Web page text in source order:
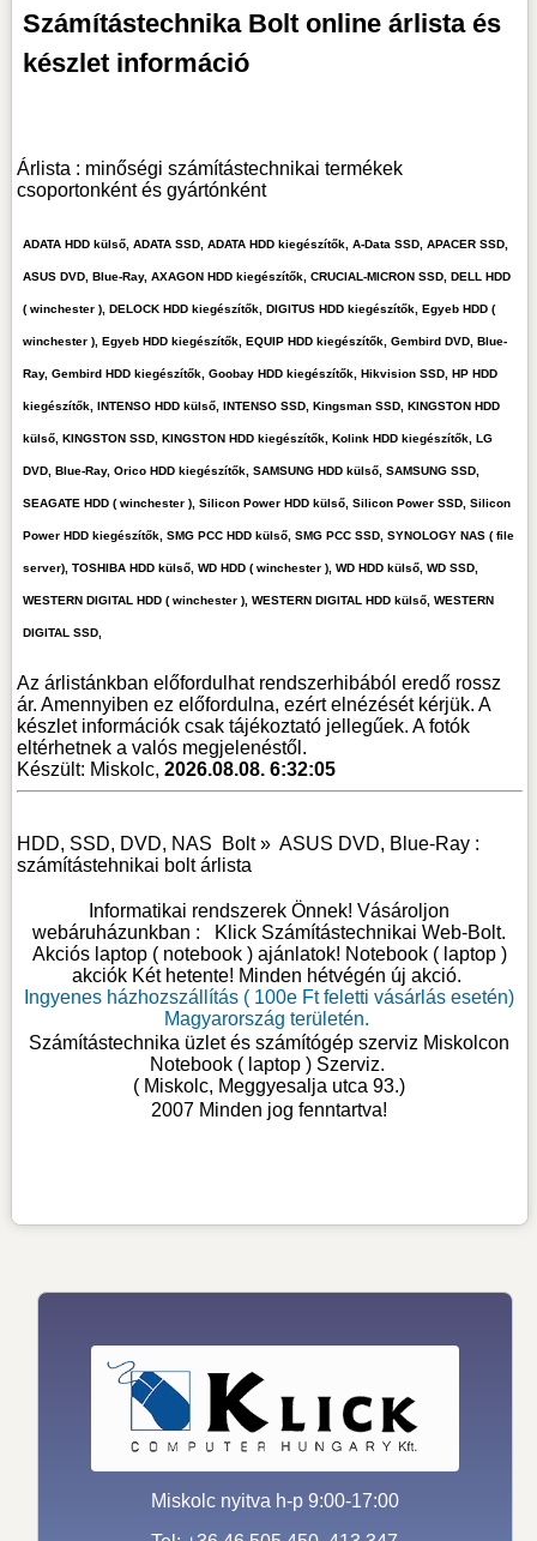
Számítástechnika Bolt online árlista és
készlet információ
Árlista : minőségi számítástechnikai termékek
csoportonként és gyártónként
ADATA HDD külső, ADATA SSD, ADATA HDD kiegészítők, A-Data SSD, APACER SSD,
ASUS DVD, Blue-Ray, AXAGON HDD kiegészítők, CRUCIAL-MICRON SSD, DELL HDD
( winchester ), DELOCK HDD kiegészítők, DIGITUS HDD kiegészítők, Egyeb HDD (
winchester ), Egyeb HDD kiegészítők, EQUIP HDD kiegészítők, Gembird DVD, Blue-
Ray, Gembird HDD kiegészítők, Goobay HDD kiegészítők, Hikvision SSD, HP HDD
kiegészítők, INTENSO HDD külső, INTENSO SSD, Kingsman SSD, KINGSTON HDD
külső, KINGSTON SSD, KINGSTON HDD kiegészítők, Kolink HDD kiegészítők, LG
DVD, Blue-Ray, Orico HDD kiegészítők, SAMSUNG HDD külső, SAMSUNG SSD,
SEAGATE HDD ( winchester ), Silicon Power HDD külső, Silicon Power SSD, Silicon
Power HDD kiegészítők, SMG PCC HDD külső, SMG PCC SSD, SYNOLOGY NAS ( file
server), TOSHIBA HDD külső, WD HDD ( winchester ), WD HDD külső, WD SSD,
WESTERN DIGITAL HDD ( winchester ), WESTERN DIGITAL HDD külső, WESTERN
DIGITAL SSD,
Az árlistánkban előfordulhat rendszerhibából eredő rossz
ár. Amennyiben ez előfordulna, ezért elnézését kérjük. A
készlet információk csak tájékoztató jellegűek. A fotók
eltérhetnek a valós megjelenéstől.
Készült: Miskolc,2026.08.08. 6:32:05
HDD, SSD, DVD, NAS Bolt »ASUS DVD, Blue-Ray :
számítástehnikai bolt árlista
Informatikai rendszerek Önnek! Vásároljon
webáruházunkban : Klick Számítástechnikai Web-Bolt.
Akciós laptop ( notebook ) ajánlatok! Notebook ( laptop )
akciók Két hetente! Minden hétvégén új akció.
Ingyenes házhozszállítás ( 100e Ft feletti vásárlás esetén)
Magyarország területén.
Számítástechnika üzlet és számítógép szerviz Miskolcon
Notebook ( laptop ) Szerviz.
( Miskolc, Meggyesalja utca 93.)
2007 Minden jog fenntartva!
Miskolc nyitva h-p 9:00-17:00